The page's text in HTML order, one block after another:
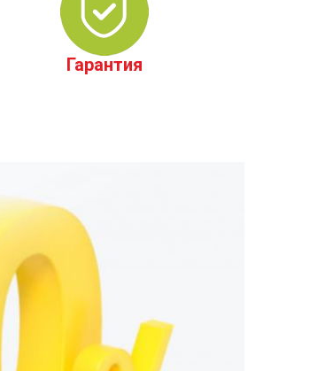
Гарантия